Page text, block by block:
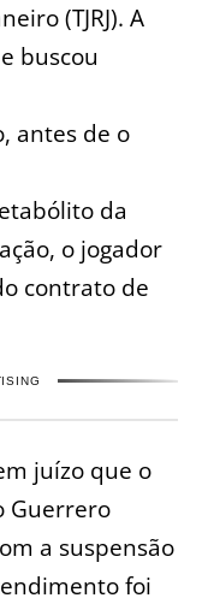
(TJRJ). A
buscou
antes de o
da
o jogador
contrato de
juízo que o
Guerrero
a suspensão
foi